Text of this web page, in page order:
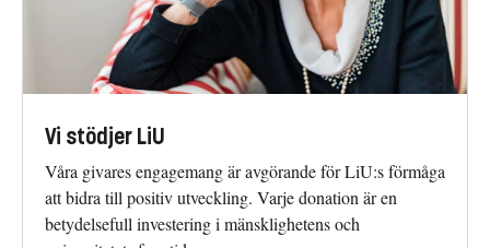
Vi stödjer LiU
Våra givares engagemang är avgörande för LiU:s förmåga
att bidra till positiv utveckling. Varje donation är en
betydelsefull investering i mänsklighetens och